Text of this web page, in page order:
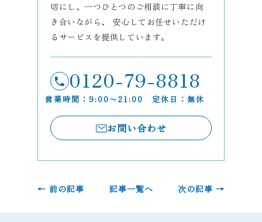
切にし、一つひとつのご相談に丁寧に向
き合いながら、 安心してお任せいただけ
るサービスを提供しています。
0120-79-8818
営業時間：9:00〜21:00 定休日：無休
お問い合わせ
← 前の記事 記事一覧へ 次の記事 →